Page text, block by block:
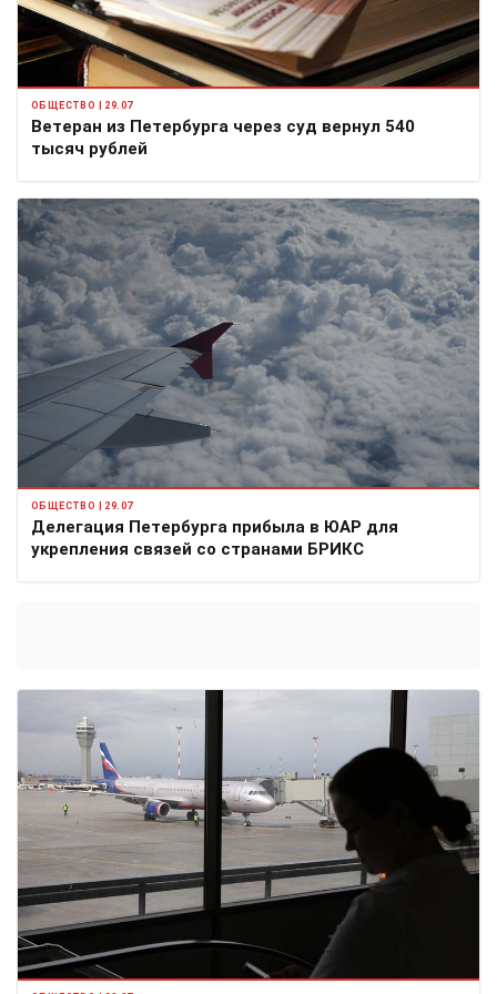
ОБЩЕСТВО | 29.07
Ветеран из Петербурга через суд вернул 540
тысяч рублей
ОБЩЕСТВО | 29.07
Делегация Петербурга прибыла в ЮАР для
укрепления связей со странами БРИКС